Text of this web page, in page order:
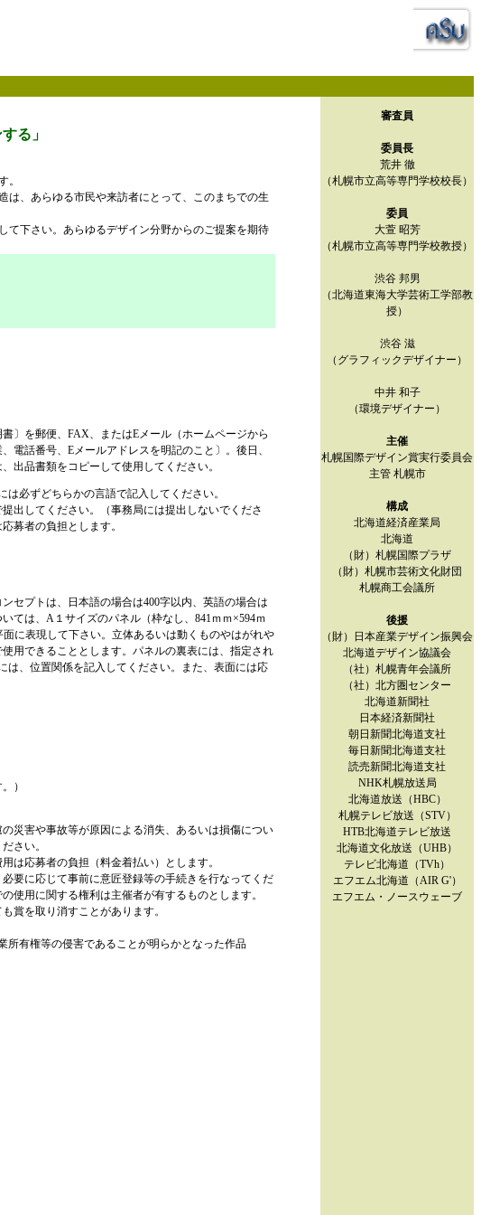
る」
。
、あらゆる市民や来訪者にとって、このまちでの生
下さい。あらゆるデザイン分野からのご提案を期待
〕を郵便、FAX、またはEメール（ホームページから
電話番号、Eメールアドレスを明記のこと〕。後日、
出品書類をコピーして使用してください。
必ずどちらかの言語で記入してください。
出してください。（事務局には提出しないでくださ
募者の負担とします。
セプトは、日本語の場合は400字以内、英語の場合は
ては、A１サイズのパネル（枠なし、841ｍｍ×594ｍ
に表現して下さい。立体あるいは動くものやはがれや
用できることとします。パネルの裏表には、指定され
、位置関係を記入してください。また、表面には応
）
災害や事故等が原因による消失、あるいは損傷につい
さい。
は応募者の負担（料金着払い）とします。
要に応じて事前に意匠登録等の手続きを行なってくだ
使用に関する権利は主催者が有するものとします。
賞を取り消すことがあります。
所有権等の侵害であることが明らかとなった作品
審査員
委員長
荒井 徹
（札幌市立高等専門学校校長）
委員
大萱 昭芳
（札幌市立高等専門学校教授）
渋谷 邦男
（北海道東海大学芸術工学部教
授）
渋谷 滋
（グラフィックデザイナー）
中井 和子
（環境デザイナー）
主催
札幌国際デザイン賞実行委員会
主管 札幌市
構成
北海道経済産業局
北海道
（財）札幌国際プラザ
（財）札幌市芸術文化財団
札幌商工会議所
後援
（財）日本産業デザイン振興会
北海道デザイン協議会
（社）札幌青年会議所
（社）北方圏センター
北海道新聞社
日本経済新聞社
朝日新聞北海道支社
毎日新聞北海道支社
読売新聞北海道支社
NHK札幌放送局
北海道放送（HBC）
札幌テレビ放送（STV）
HTB北海道テレビ放送
北海道文化放送（UHB）
テレビ北海道（TVh）
エフエム北海道（AIR G'）
エフエム・ノースウェーブ